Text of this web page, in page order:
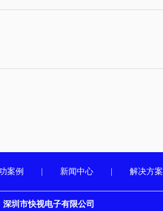
案例 新闻中心 解决方案
深圳市快视电子有限公司